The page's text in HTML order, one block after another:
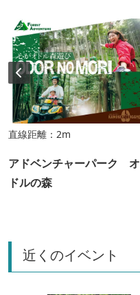
直線距離：2m
アドベンチャーパーク オ
ドルの森
近くのイベント